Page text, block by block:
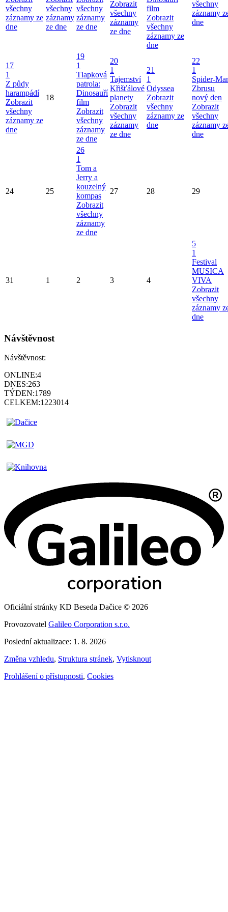
všechny
záznamy ze
dne
všechny
záznamy
ze dne
všechny
záznamy
ze dne
Zobrazit
všechny
záznamy
ze dne
film
Zobrazit
všechny
záznamy ze
dne
všechny
záznamy
dne
17
1
Z půdy
harampádí
Zobrazit
všechny
záznamy ze
dne
18
19
1
Tlapková
patrola:
Dinosauří
film
Zobrazit
všechny
záznamy
ze dne
20
1
Tajemství
Křišťálové
planety
Zobrazit
všechny
záznamy
ze dne
21
1
Odyssea
Zobrazit
všechny
záznamy ze
dne
22
1
Spider-
Zbrusu
nový den
Zobrazit
všechny
záznamy
dne
24 25
26
1
Tom a
Jerry a
kouzelný
kompas
Zobrazit
všechny
záznamy
ze dne
27 28 29
31 1 2 3 4
5
1
Festival
MUSICA
VIVA
Zobrazit
všechny
záznamy
dne
Návštěvnost
Návštěvnost:
ONLINE:4
DNES:263
TÝDEN:1789
CELKEM:1223014
Oficiální stránky KD Beseda Dačice © 2026
Provozovatel Galileo Corporation s.r.o.
Poslední aktualizace: 1. 8. 2026
Změna vzhledu, Struktura stránek, Vytisknout
Prohlášení o přístupnosti, Cookies